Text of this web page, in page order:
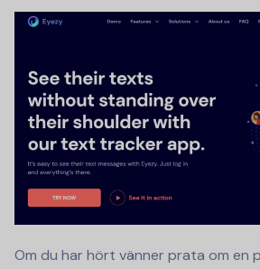
Om du har hört vänner prata om en